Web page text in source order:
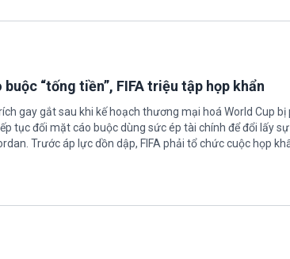
“tống tiền”, FIFA triệu tập họp khẩn
gay gắt sau khi kế hoạch thương mại hoá World Cup bị
tục đối mặt cáo buộc dùng sức ép tài chính để đổi lấy
Trước áp lực dồn dập, FIFA phải tổ chức cuộc họp